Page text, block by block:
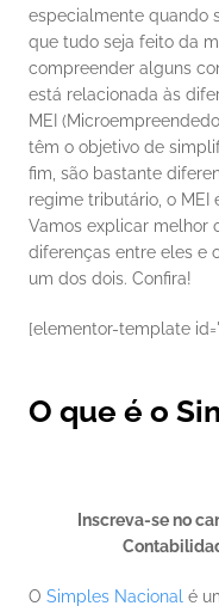
especialmente quando
que tudo seja feito da
compreender alguns
está relacionada às
MEI
têm o objetivo de
fim, são bastante
regime tributário, o MEI
Vamos explicar melhor
diferenças entre eles e
um dos dois. Confira!
[elementor-template
O que é o
Inscreva-se no
O Simples Nacional é